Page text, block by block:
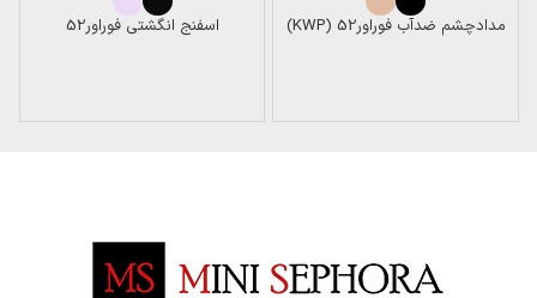
مداد‌چشم ضدآب فوراور52 (KWP) اسفنج انگشتی فوراور52